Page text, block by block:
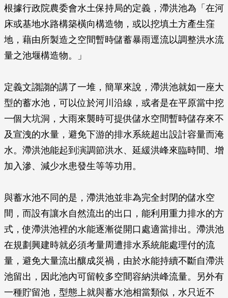
根據行政院農委會水土保持局的定義，滯洪池為「在河
床或基地水路構築橫向構造物，或以挖填土方產生窪
地，藉由所製造之空間暫時儲蓄暴雨逕流以調整洪水流
量之池堰構造物。」
定義文謅謅的講了一堆，簡單來說，滯洪池就如一座大
型的蓄水池，可以位於河川沿線，或者是在平原當中挖
一個大坑洞，大雨來襲時可提供儲水空間暫時儲存來不
及宣洩的水量，避免下游的排水系統超出設計容量而淹
水。滯洪池能起到演調節洪水、延緩洪峰來臨時間、增
加入滲、減少水患發生等等功用。
與蓄水池不同的是，滯洪池並非為完全封閉的儲水空
間，而設有讓水自然流出的出口，能利用重力排水的方
式，使滯洪池裡的水能逐漸從開口處適當排出。滯洪池
在規劃興建時就必須考量周遭排水系統能處理付的流
量，避免大量流出釀成災禍，由於水能持續不斷自滯洪
池留出，因此池內可留較多空間容納洪峰流量。另外有
一種貯留池，型態上就與蓄水池相當類似，水只近不